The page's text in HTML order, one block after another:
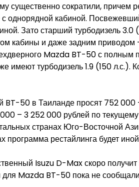
существенно сократили, причем
однорядной кабиной.
Зато старший турбодизель
кабины и даже задним приводом
Mazda BT-50 с
имеют турбодизель 1.9 (150 л.с.).
BT-50 в Таиланде просят 752 000
– 3 252 000 рублей по
странах Юго-Восточной
программа рестайлинга будет
Isuzu D-Max скоро
для Mazda BT-50 пока не